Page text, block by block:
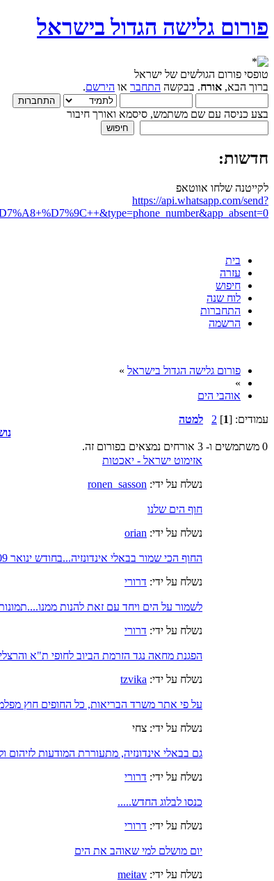
פורום גלישה הגדול בישראל
טופסי פורום הגולשים של ישראל
ברוך הבא, אורח. בבקשה התחבר או הירשם.
בצע כניסה עם שם משתמש, סיסמא ואורך חיבור
חדשות:
לקייטנה שלחו אווטאפ
https://api.whatsapp.com/send?
בית
עזרה
חיפוש
לוח שנה
התחברות
הרשמה
פורום גלישה הגדול בישראל »
»
אוהבי הים
עמודים: [1
]
2
למטה
0 משתמשים ו- 3 אורחים נמצאים בפורום זה.
אזימוט ישראל - יאכטות
נשלח על ידי: ronen_sasson
חוף הים שלנו
נשלח על ידי: orian
החוף הכי שמור בבאלי אינדונזיה...בחודש ינואר 2009 מתחיל.....
נשלח על ידי: דרורי
לשמור על הים ויחד עם זאת להנות
נשלח על ידי: דרורי
הפגנת מחאה נגד הזרמת הביוב לחופי ת"א
נשלח על ידי: tzvika
על פי אתר משרד הבריאות, כל החופים חוץ
נשלח על ידי: צחי
גם בבאלי אינדונזיה, מתעוררת המודעות לזיהום
נשלח על ידי: דרורי
כנסו לבלוג החדש.....
נשלח על ידי: דרורי
יום מושלם למי שאוהב את הים
נשלח על ידי: meitav